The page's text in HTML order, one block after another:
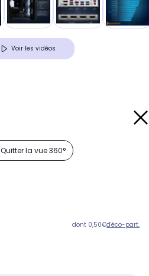
Voir les vidéos
Quitter la vue 360°
dont 0,50€d'éco-part.